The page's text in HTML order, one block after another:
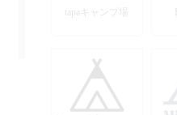
tapaキャンプ場